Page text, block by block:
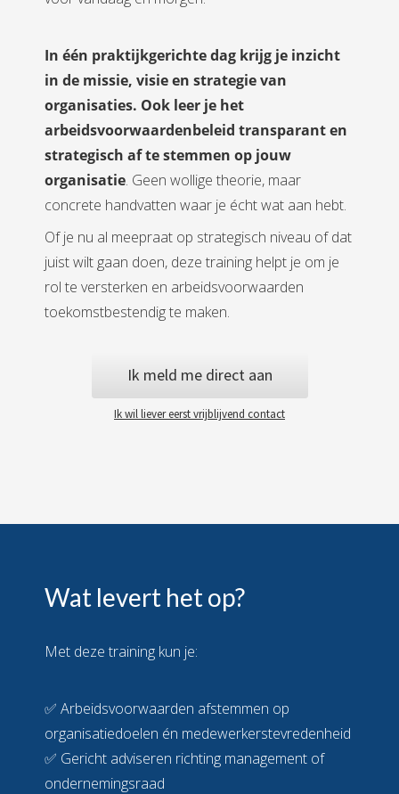
In één praktijkgerichte dag krijg je inzicht
in de missie, visie en strategie van
organisaties. Ook leer je het
arbeidsvoorwaardenbeleid transparant en
strategisch af te stemmen op jouw
organisatie. Geen wollige theorie, maar
concrete handvatten waar je écht wat aan hebt.
Of je nu al meepraat op strategisch niveau of dat
juist wilt gaan doen, deze training helpt je om je
rol te versterken en arbeidsvoorwaarden
toekomstbestendig te maken.
Ik meld me direct aan
Ik wil liever eerst vrijblijvend contact
Wat levert het op?
Met deze training kun je:
✅ Arbeidsvoorwaarden afstemmen op
organisatiedoelen én medewerkerstevredenheid
✅ Gericht adviseren richting management of
ondernemingsraad